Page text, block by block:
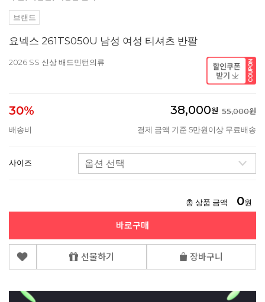
브랜드
요넥스 261TS050U 남성 여성 티셔츠 반팔
2026 SS 신상 배드민턴의류
30% 38,000원 55,000원
배송비
결제 금액 기준 5만원이상 무료배송
사이즈
총 상품 금액 0원
바로구매
선물하기 장바구니